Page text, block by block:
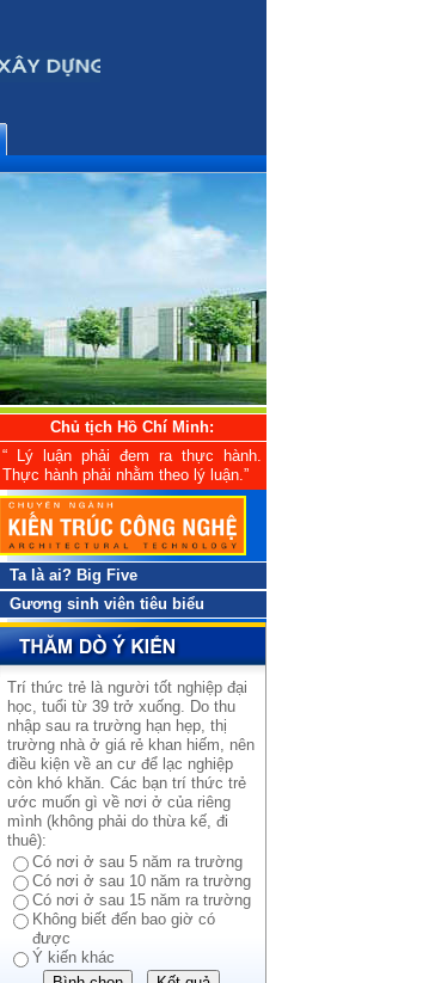
Chủ tịch Hồ Chí Minh:
“ Lý luận phải đem ra thực hành.
Thực hành phải nhằm theo lý luận.”
Ta là ai? Big Five
Gương sinh viên tiêu biểu
Trí thức trẻ là người tốt nghiệp đại
học, tuổi từ 39 trở xuống. Do thu
nhập sau ra trường hạn hẹp, thị
trường nhà ở giá rẻ khan hiếm, nên
điều kiện về an cư để lạc nghiệp
còn khó khăn. Các bạn trí thức trẻ
ước muốn gì về nơi ở của riêng
mình (không phải do thừa kế, đi
thuê):
Có nơi ở sau 5 năm ra trường
Có nơi ở sau 10 năm ra trường
Có nơi ở sau 15 năm ra trường
Không biết đến bao giờ có
được
Ý kiến khác